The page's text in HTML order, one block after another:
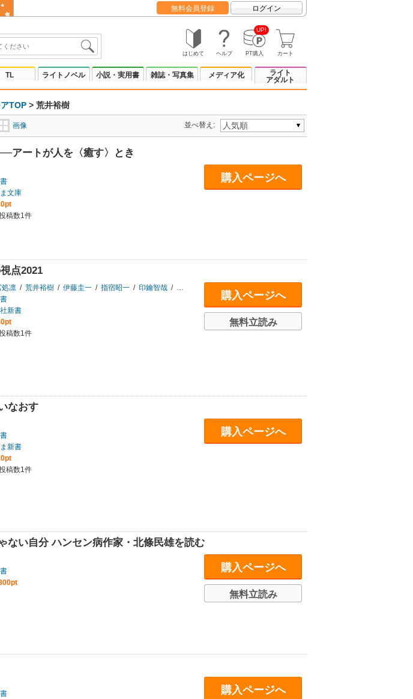
無料会員登録 ログイン
はじめて ヘルプ
UP!
PT購入 カート
TL ライトノベル 小説・実用書 雑誌・写真集 メディア化
ライト
アダルト
TOP > 荒井裕樹
画像 並べ替え:
アートが人を〈癒す〉とき
文庫
稿数1件
購入ページへ
点2021
処凛 / 荒井裕樹 / 伊藤圭一 / 指宿昭一 / 印鑰智哉 / 大内裕和 岡田充
新書
稿数1件
購入ページへ
無料立読み
なおす
新書
稿数1件
購入ページへ
ない自分 ハンセン病作家・北條民雄を読む
購入ページへ
無料立読み
購入ページへ